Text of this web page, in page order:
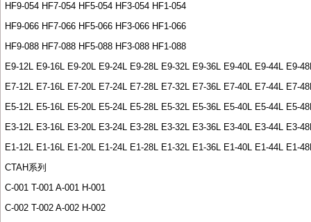
HF9-054 HF7-054 HF5-054 HF3-054 HF1-054
HF9-066 HF7-066 HF5-066 HF3-066 HF1-066
HF9-088 HF7-088 HF5-088 HF3-088 HF1-088
E9-12L E9-16L E9-20L E9-24L E9-28L E9-32L E9-36L E9-40L E9-44L E9-
E7-12L E7-16L E7-20L E7-24L E7-28L E7-32L E7-36L E7-40L E7-44L E7-
E5-12L E5-16L E5-20L E5-24L E5-28L E5-32L E5-36L E5-40L E5-44L E5-
E3-12L E3-16L E3-20L E3-24L E3-28L E3-32L E3-36L E3-40L E3-44L E3-
E1-12L E1-16L E1-20L E1-24L E1-28L E1-32L E1-36L E1-40L E1-44L E1-
CTAH系列
C-001 T-001 A-001 H-001
C-002 T-002 A-002 H-002